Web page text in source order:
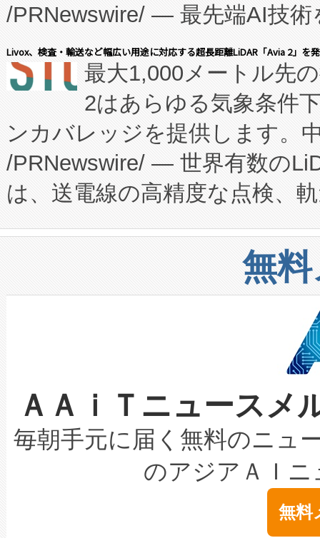
キー方式で拡張性が高く、持
す。FCCM‑を活用した現地生
患者にとっての費用負担を大
のアクセスを大幅に拡大する
Fully-Connected Continuous
プログラムには、施設設計・
に関する技術移転および知的
構造化トレーニングカリキュ
上げおよび商用化段階におけ
設備整備および立ち上げ調整
加組織は、Enzeneのバイオ
選定された製品について、自
取得できる可能性もあります
設には、3億～4億ドルかか
最高経営責任者（CEO）であ
す。「当社のfully-connected
ームを利用すれば、6,000万
きます。この効率性は、フェ
/PRNewswire/ — 最先端AI技術
会社エーアイ・アンド：本社
President原信平）と、エンタ
ードするVoltaiqは、日本にあ
ーエネルギー貯蔵システム（
た。 Voltaiq独自のAI搭載プラ
定、統合、導入、運用に至る
安全性を追跡し、確保する事
増加しているデータセンター
る電力網に大きな負担をかけ
事業者の負担軽減という課題
系統連系を迅速にし、ピーク
限を超えて利用可能な電力容
持できるよう貢献します。こ
ービスレベル契約（SLA）違
テリー性能の劣化によるダウ
念は、現在データセンターが
ます。 Voltaiq provides a
Livox、検査・輸送など幅広い用途に対応する超長距離LiDAR「Avia 2」を
最大1,000メートル先
2はあらゆる気象条件
ンカバレッジを提供します。
/PRNewswire/ — 世界有数の
は、送電線の高精度な点検、
や穀物倉庫におけるバルク材
リューション「Avia 2」を発
したAvia 2は、1,000メート
狭視野のFOVを切り替えるこ
ケーブル、枝などの細かな対
なレーザースポットにより、
な環境下でも豊かなディテー
キロメートル範囲を検出
LiDAR for Inspections,
は1535 nmレーザーを搭載。
イズの小径化を実現すること
無
ＡＡｉＴニュース
毎朝手元に届く無料のニュ
のアジアＡＩ
無料